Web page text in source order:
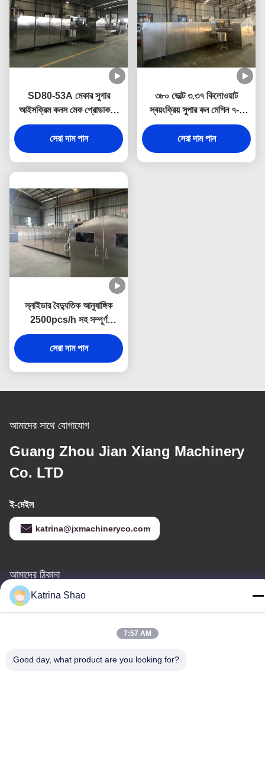
SD80-53A মেকার সুগার
আইসক্রিম কনস মেক প্রোডাকশন
লাইন 8-10kg/h এলপিজি খরচ
সেরা দাম পান
৩৮০ ভোল্ট ৩.৩৭ কিলোওয়াট
স্বয়ংক্রিয় সুপার কন মেশিন ৭-৮
কেজি/ঘন্টা এলপিজি খরচ করে
সেরা দাম পান
স্নাইডার বৈদ্যুতিক আনুষাঙ্গিক
2500pcs/h সহ সম্পূর্ণ
স্বয়ংক্রিয় আইসক্রিম শঙ্কু মেশিন
সেরা দাম পান
আমাদের সাথে যোগাযোগ
Guang Zhou Jian Xiang Machinery
Co. LTD
ই-মেইল
katrina@jxmachineryco.com
আমাদের ঠিকানা
ঠিকানা
নং ১০২, বিল্ডিং নং ৩, কিয়াওতোউই স্ট্রিট, সানশান গ্রাম, শাওয়ান স্ট্রিট, প্যানু জেলা, গুয়াংজু
86--15913188664
Katrina Shao
7:57 AM
Good day, what product are you looking for?